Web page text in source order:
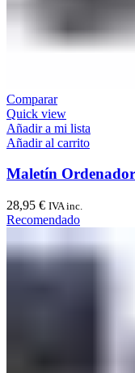
Comparar
Quick view
Añadir a mi lista
Añadir al carrito
Maletín
28,95 € IVA inc.
Recomendado